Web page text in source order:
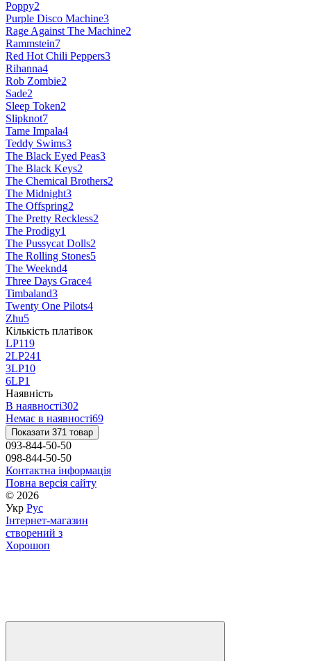
Poppy2
Purple Disco Machine3
Rage Against The Machine2
Rammstein7
Red Hot Chili Peppers3
Rihanna4
Rob Zombie2
Sade2
Sleep Token2
Slipknot7
Tame Impala4
Teddy Swims3
The Black Eyed Peas3
The Black Keys2
The Chemical Brothers2
The Midnight3
The Offspring2
The Pretty Reckless2
The Prodigy1
The Pussycat Dolls2
The Rolling Stones5
The Weeknd4
Three Days Grace4
Timbaland3
Twenty One Pilots4
Zhu5
Кількість платівок
LP119
2LP241
3LP10
6LP1
Наявність
В наявності302
Немає в наявності69
Показати 371 товар
093-844-50-50
098-844-50-50
Контактна інформація
Повна версія сайту
© 2026
Укр Рус
Інтернет-магазин
створений з
Хорошоп